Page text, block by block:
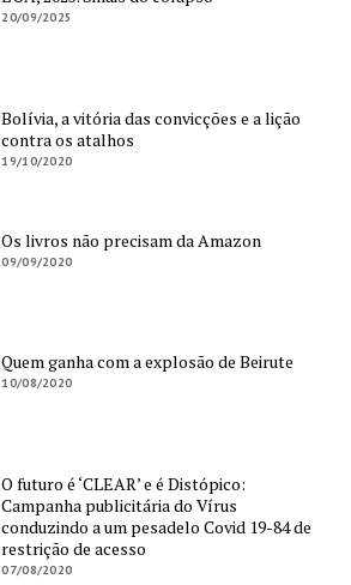
20/09/2025
Bolívia, a vitória das convicções e a lição
contra os atalhos
19/10/2020
Os livros não precisam da Amazon
09/09/2020
Quem ganha com a explosão de Beirute
10/08/2020
O futuro é ‘CLEAR’ e é Distópico:
Campanha publicitária do Vírus
conduzindo a um pesadelo Covid 19-84 de
restrição de acesso
07/08/2020